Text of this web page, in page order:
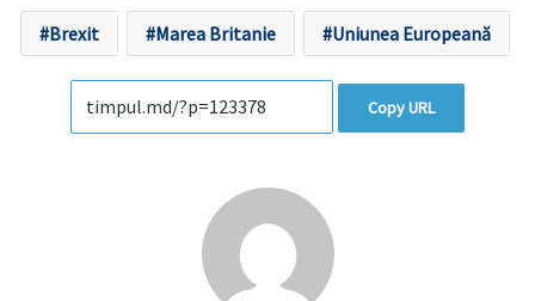
Brexit Marea Britanie Uniunea Europeană
Copy URL